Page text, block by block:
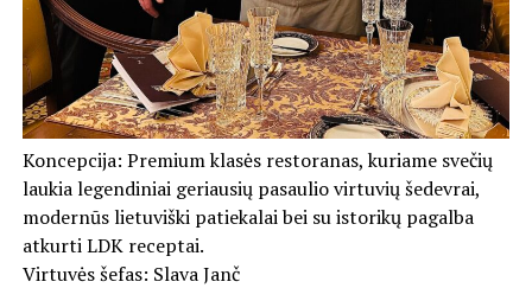
Koncepcija: Premium klasės restoranas, kuriame svečių
laukia legendiniai geriausių pasaulio virtuvių šedevrai,
modernūs lietuviški patiekalai bei su istorikų pagalba
atkurti LDK receptai.
Virtuvės šefas: Slava Janč